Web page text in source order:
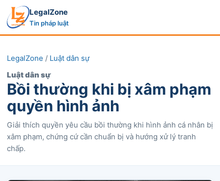
LegalZone
Tin pháp luật
LegalZone / Luật dân sự
Luật dân sự
Bồi thường khi bị xâm phạm
quyền hình ảnh
Giải thích quyền yêu cầu bồi thường khi hình ảnh cá nhân bị
xâm phạm, chứng cứ cần chuẩn bị và hướng xử lý tranh
chấp.